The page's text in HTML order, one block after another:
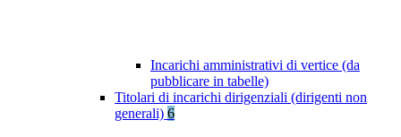
Incarichi amministrativi di vertice (da
pubblicare in tabelle)
Titolari di incarichi dirigenziali (dirigenti non
generali) 6